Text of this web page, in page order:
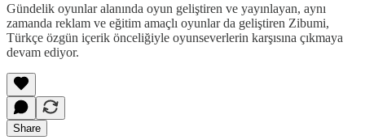
Gündelik oyunlar alanında oyun geliştiren ve yayınlayan, aynı
zamanda reklam ve eğitim amaçlı oyunlar da geliştiren Zibumi,
Türkçe özgün içerik önceliğiyle oyunseverlerin karşısına çıkmaya
devam ediyor.
Share